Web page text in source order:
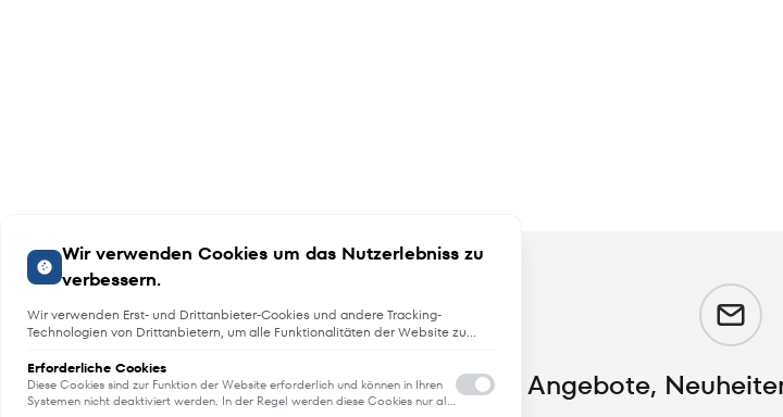
Wir verwenden Cookies um das Nutzerlebniss zu
verbessern.
Wir verwenden Erst- und Drittanbieter-Cookies und andere Tracking-
Technologien von Drittanbietern, um alle Funktionalitäten der Website zu
und personalisierte Werbung über unsere Websites, Apps und Newsletter im
Internet und über Social-Media-Plattformen bereitzustellen. Zu diesem
Zweck erfassen wir Informationen zum Benutzer, dem Browsing-Verhalten
Erforderliche Cookies
Diese Cookies sind zur Funktion der Website erforderlich und können in Ihren
Systemen nicht deaktiviert werden. In der Regel werden diese Cookies nur als
Angebote,